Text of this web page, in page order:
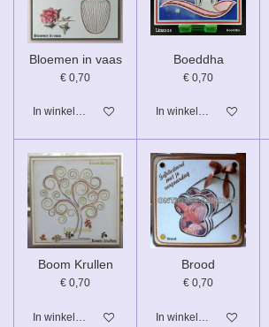
Bloemen in vaas
€ 0,70
In winkelwagen
Boeddha
€ 0,70
In winkelwagen
Boom Krullen
€ 0,70
In winkelwagen
Brood
€ 0,70
In winkelwagen